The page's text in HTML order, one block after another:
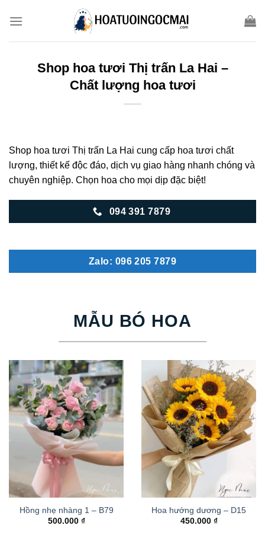
Shop hoa tươi Thị trấn La Hai –
Chất lượng hoa tươi
Shop hoa tươi Thị trấn La Hai cung cấp hoa tươi chất
lượng, thiết kế độc đáo, dịch vụ giao hàng nhanh chóng và
chuyên nghiệp. Chọn hoa cho mọi dịp đặc biệt!
094 391 7879
Zalo: 096 205 7879
MẪU BÓ HOA
Hồng nhẹ nhàng 1 – B79
500.000 ₫
Hoa hướng dương – D15
450.000 ₫